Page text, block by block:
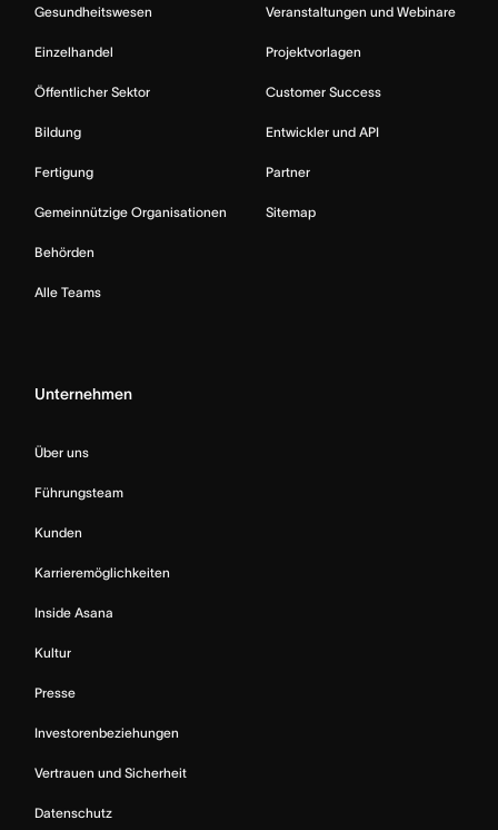
Gesundheitswesen
Einzelhandel
Öffentlicher Sektor
Bildung
Fertigung
Gemeinnützige Organisationen
Behörden
Alle Teams
Veranstaltungen und Webinare
Projektvorlagen
Customer Success
Entwickler und API
Partner
Sitemap
Unternehmen
Über uns
Führungsteam
Kunden
Karrieremöglichkeiten
Inside Asana
Kultur
Presse
Investorenbeziehungen
Vertrauen und Sicherheit
Datenschutz